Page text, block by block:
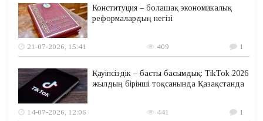
Конституция – болашақ экономикалық
реформалардың негізі
21-07-2026, 15:41 409 1
Қауіпсіздік – басты басымдық: TikTok 2026
жылдың бірінші тоқсанында Қазақстанда
14-07-2026, 12:06 441 1